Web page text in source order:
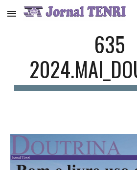
Skip to main content
635
2024.MAI_